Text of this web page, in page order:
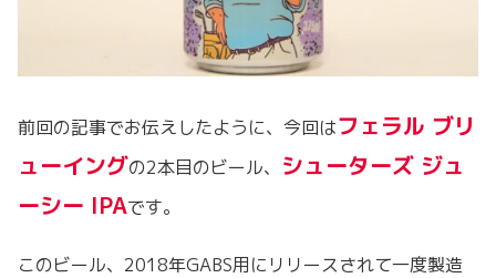
前回の記事でお伝えしたように、今回はフェラル ブリ
ューイングの2本目のビール、 シューターズ ジュ
ーシー IPAです。
このビール、2018年GABS用にリリースされて一度製造